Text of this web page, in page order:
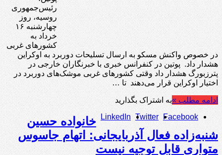
رئیس‌جمهوری
روسیه، روز
چهارشنبه ۱۶
خرداد به
کشورهای غربی
در خصوص واکنش مسکو به ارسال تسلیحات دوربرد به اوکراین
هشدار داد. پوتین در کنفرانس خبری با خبرنگاران خارجی در
پترزبورگ هشدار داد وقتی کشورهای غربی موشک‌های دوربرد در
اختیار اوکراین قرار می‌دهند تا …
ادامه مطلب »به اشتراک بگذارید
Facebook
Twitter
LinkedIn
خانواده حسین
شنبه‌زاده فعال آذربایجانی: اتهام جاسوس
متواری قابل توجیه نیست